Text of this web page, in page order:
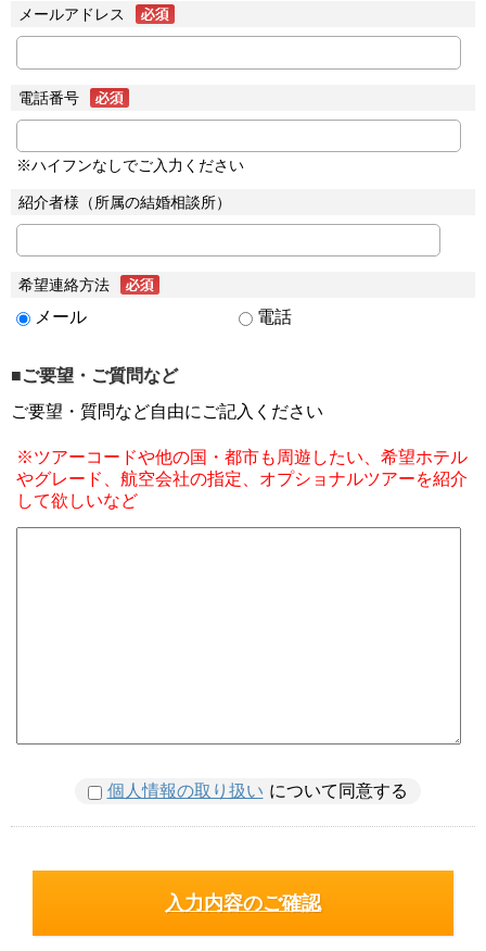
メールアドレス
電話番号
※ハイフンなしでご入力ください
紹介者様（所属の結婚相談所）
希望連絡方法
メール 電話
■ご要望・ご質問など
ご要望・質問など自由にご記入ください
※ツアーコードや他の国・都市も周遊したい、希望ホテル
やグレード、航空会社の指定、オプショナルツアーを紹介
して欲しいなど
個人情報の取り扱い について同意する